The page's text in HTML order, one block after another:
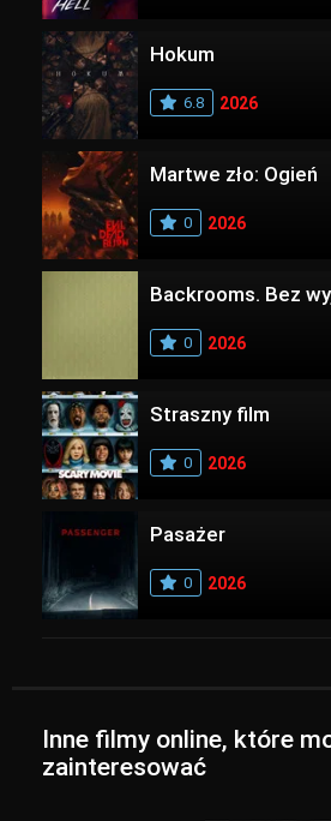
Hokum
6.8 2026
Martwe zło: Ogień
0 2026
Backrooms. Bez
0 2026
Straszny film
0 2026
Pasażer
0 2026
Inne filmy online, które
zainteresować